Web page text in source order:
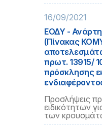
16/09/2021
ΕΟΔΥ -
(Πίνακας
πρωτ. 13915/
πρόσκλησης
Προσλήψεις
ειδικότητων
των